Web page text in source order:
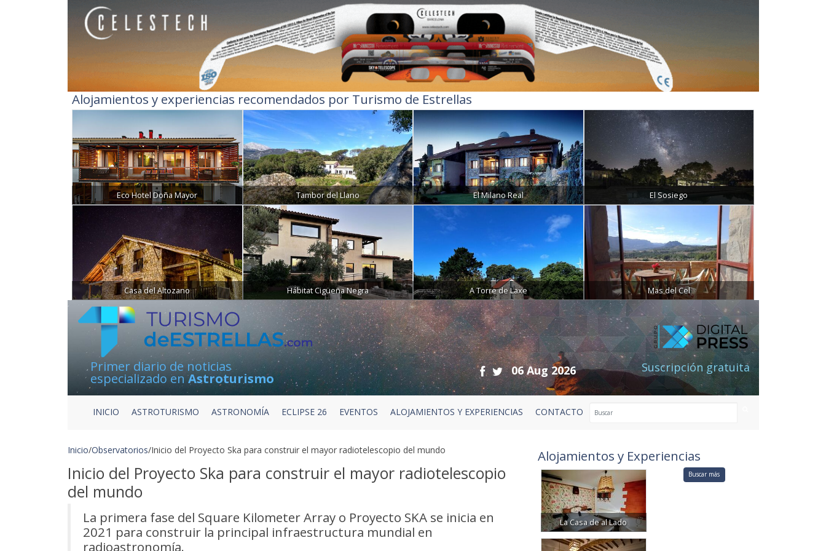
Alojamientos y experiencias recomendados por Turismo de Estrellas
Eco Hotel Doña Mayor Tambor del Llano El Milano Real El Sosiego
Casa del Altozano Hábitat Cigüeña Negra A Torre de Laxe Mas del Cel
Primer diario de noticias
especializado enAstroturismo
06 Aug 2026 Suscripción gratuita
INICIO ASTROTURISMO ASTRONOMÍA ECLIPSE 26 EVENTOS ALOJAMIENTOS Y EXPERIENCIAS CONTACTO
Inicio/Observatorios/Inicio del Proyecto Ska para construir el mayor radiotelescopio del mundo
Inicio del Proyecto Ska para construir el mayor radiotelescopio
del mundo
La primera fase del Square Kilometer Array o Proyecto SKA se inicia en
2021 para construir la principal infraestructura mundial en
radioastronomía.
Alojamientos y Experiencias
La Casa de al Lado
Buscar más